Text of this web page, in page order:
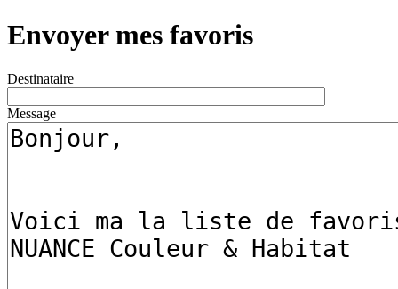
Envoyer mes favoris
Destinataire
Message